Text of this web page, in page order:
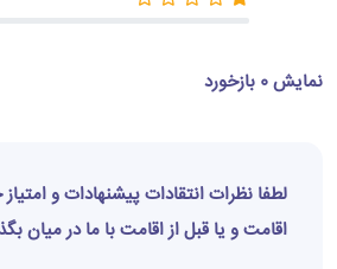
نمایش 0 بازخورد
لطفا نظرات انتقادات پیشنهادات و
اقامت و یا قبل از اقامت با ما در میان